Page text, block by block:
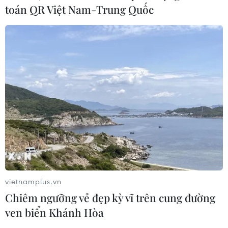
Dấu mốc quan trọng trong quan hệ
Việt Nam-Australia
06/08/2026 08:29
Hàn Quốc tăng cường giải pháp
ngăn chặn đánh bạc trực tuyến trong
quân đội
06/08/2026 04:52
Tổng Bí thư, Chủ tịch nước Tô Lâm
sẽ thăm cấp Nhà nước tới Australia và
New Zealand
toán QR Việt Nam-Trung Quốc
vietnamplus.vn
Chiêm ngưỡng vẻ đẹp kỳ vĩ trên cung đường
ven biển Khánh Hòa